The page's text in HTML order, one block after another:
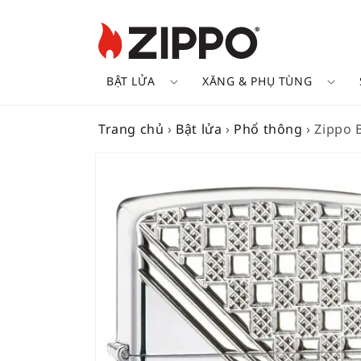
BẬT LỬA XĂNG & PHỤ TÙNG
Trang chủ › Bật lửa › Phổ thông ›Zippo